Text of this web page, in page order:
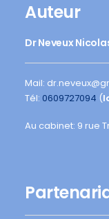
Auteur
Dr Neveux
Mail:
Tél: 0609727094 (
Au cabinet: 9 rue